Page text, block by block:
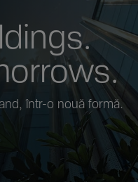
într-o nouă formă.